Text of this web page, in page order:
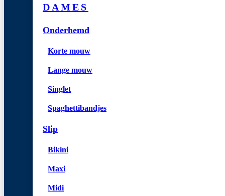
DAMES
Onderhemd
Korte mouw
Lange mouw
Singlet
Spaghettibandjes
Slip
Bikini
Maxi
Midi